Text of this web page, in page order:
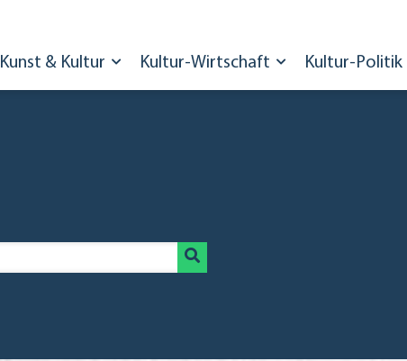
Kunst & Kultur Kultur-Wirtschaft Kultur-Politik